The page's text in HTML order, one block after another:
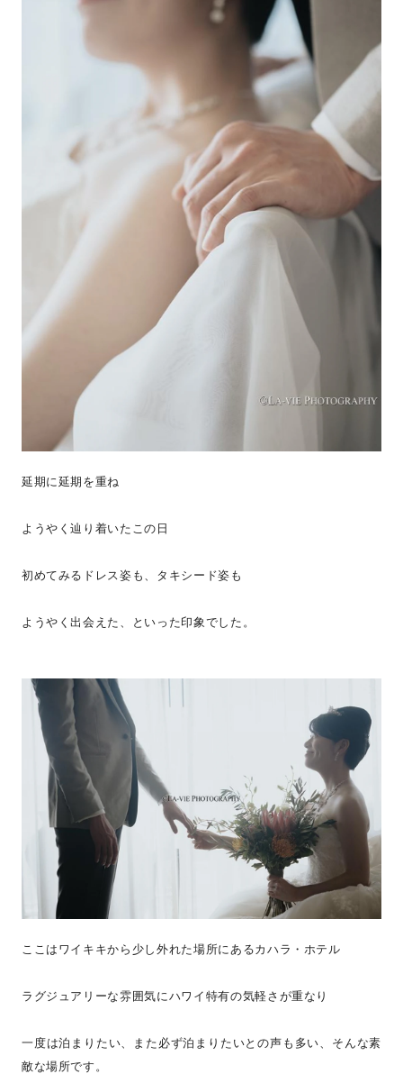
延期に延期を重ね
ようやく辿り着いたこの日
初めてみるドレス姿も、タキシード姿も
ようやく出会えた、といった印象でした。
ここはワイキキから少し外れた場所にあるカハラ・ホテル
ラグジュアリーな雰囲気にハワイ特有の気軽さが重なり
一度は泊まりたい、また必ず泊まりたいとの声も多い、そんな素
敵な場所です。